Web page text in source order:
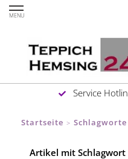
MENU
Service
Startseite > Schlagworte
Artikel mit Schlagwort